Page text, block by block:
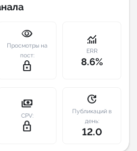
сопровождение
visibility
Просмотры на
пост:
lock_outline
monitoring
ERR
8.6%
payments
CPV:
lock_outline
update
Публикаций в
день:
12.0